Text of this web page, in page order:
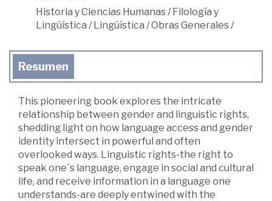
Historia y Ciencias Humanas /Filología y
Lingüística /Lingüística /Obras Generales /
Resumen
This pioneering book explores the intricate
relationship between gender and linguistic rights,
shedding light on how language access and gender
identity intersect in powerful and often
overlooked ways. Linguistic rights-the right to
speak one´s language, engage in social and cultural
life, and receive information in a language one
understands-are deeply entwined with the